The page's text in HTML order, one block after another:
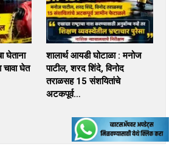
घेताना
चावा घेत
शालार्थ आयडी घोटाळा : मनोज
पाटील, शरद शिंदे, विनोद
तराळसह 15 संशयितांचे
अटकपूर्व…